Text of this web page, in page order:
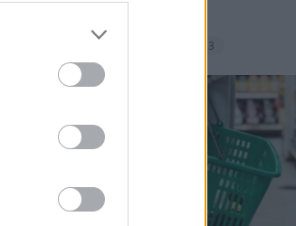
18:11 - 15 Σεπτεμβρίου 2023